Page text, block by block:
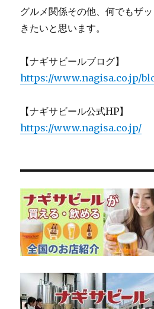
グルメ関係その他、何でもザ
きたいと思います。
【ナギサビールブログ】
https://www.nagisa.co.jp/
【ナギサビール公式HP】
https://www.nagisa.co.jp/